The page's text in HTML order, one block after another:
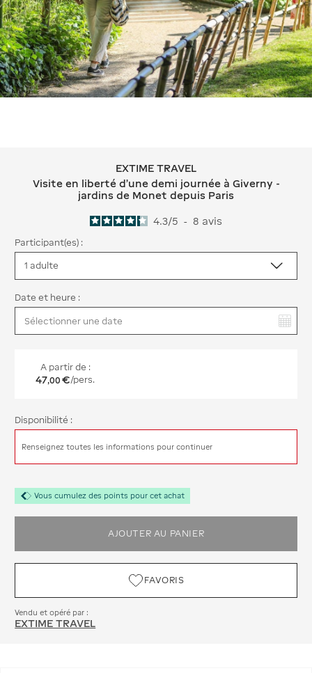
EXTIME TRAVEL Visite en liberté
EXTIME TRAVEL
Visite en liberté d’une demi journée à Giverny -
jardins de Monet depuis Paris
4.3/5 - 8 avis
Participant(es) :
Date et heure :
A partir de :
47,00 €/pers.
Disponibilité :
Renseignez toutes les informations pour continuer
Vous cumulez des points pour cet achat
AJOUTER AU PANIER
FAVORIS
Vendu et opéré par :
EXTIME TRAVEL